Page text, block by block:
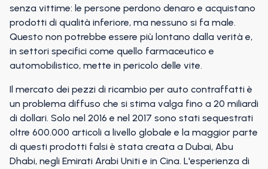
senza vittime: le persone perdono denaro e acquistano
prodotti di qualità inferiore, ma nessuno si fa male.
Questo non potrebbe essere più lontano dalla verità e,
in settori specifici come quello farmaceutico e
automobilistico, mette in pericolo delle vite.
Il mercato dei pezzi di ricambio per auto contraffatti è
un problema diffuso che si stima valga fino a 20 miliardi
di dollari. Solo nel 2016 e nel 2017 sono stati sequestrati
oltre 600.000 articoli a livello globale e la maggior parte
di questi prodotti falsi è stata creata a Dubai, Abu
Dhabi, negli Emirati Arabi Uniti e in Cina. L'esperienza di